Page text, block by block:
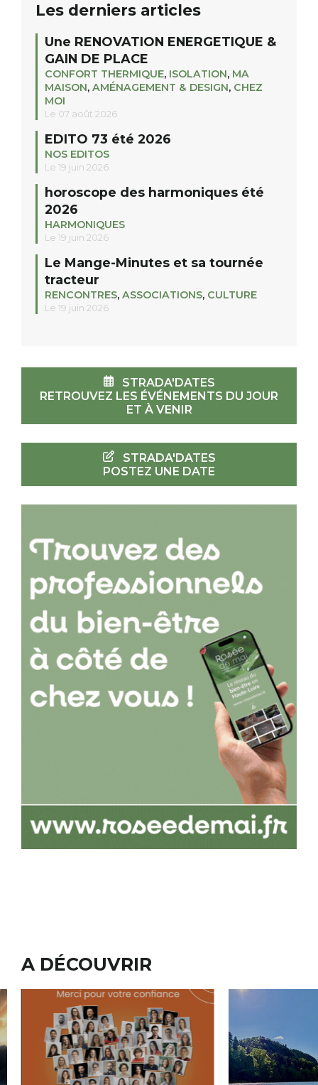
Les derniers articles
Une RENOVATION ENERGETIQUE &
GAIN DE PLACE
CONFORT THERMIQUE, ISOLATION, MA
MAISON, AMÉNAGEMENT & DESIGN, CHEZ
MOI
Le 07 août 2026
EDITO 73 été 2026
NOS EDITOS
Le 19 juin 2026
horoscope des harmoniques été
2026
HARMONIQUES
Le 19 juin 2026
Le Mange-Minutes et sa tournée
tracteur
RENCONTRES, ASSOCIATIONS, CULTURE
Le 19 juin 2026
STRADA'DATES
RETROUVEZ LES ÉVÉNEMENTS DU JOUR
ET À VENIR
STRADA'DATES
POSTEZ UNE DATE
A DÉCOUVRIR